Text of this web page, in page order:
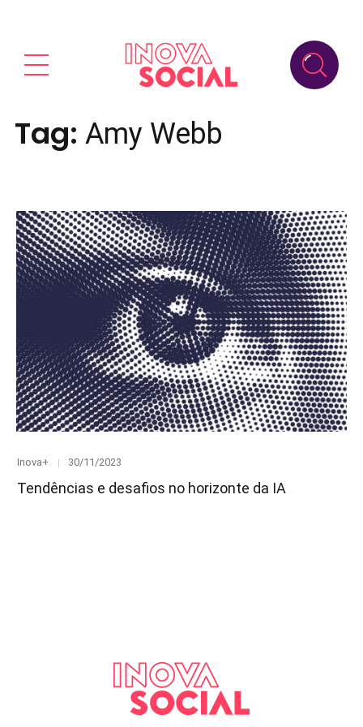
Tag: Amy Webb
Category
Inova+
Posted
30/11/2023
Tendências e desafios no horizonte da IA